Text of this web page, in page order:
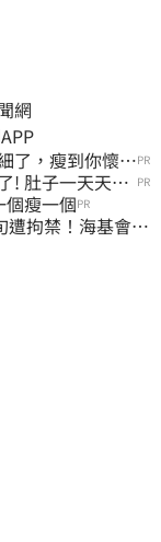
網
聞APP
了，瘦到你懷疑PR
! 肚子一天天變 PR
瘦一個PR
拘禁！海基會揭